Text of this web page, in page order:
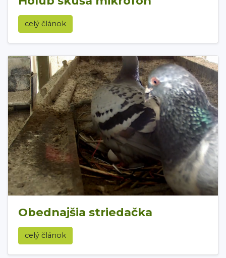
celý článok
Obednajšia striedačka
celý článok